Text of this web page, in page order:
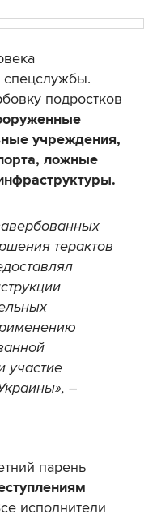
спецслужбы.
подростков
учреждения,
ложные
терактов
участие
–
парень
исполнители